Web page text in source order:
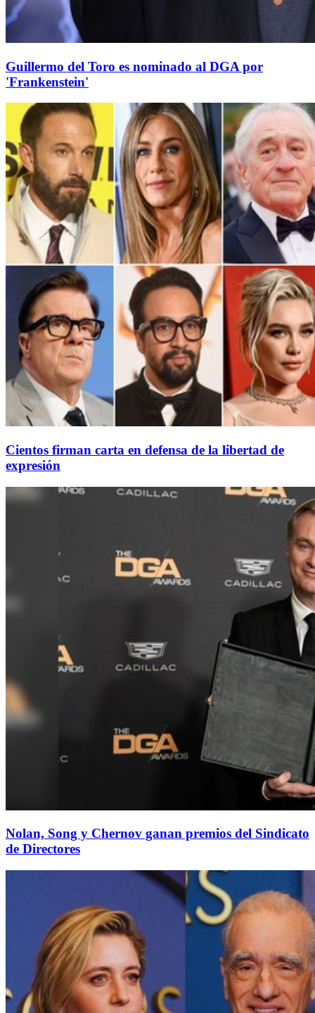
Guillermo del Toro es nominado al DGA por
'Frankenstein'
Cientos firman carta en defensa de la libertad de
expresión
Nolan, Song y Chernov ganan premios del Sindicato
de Directores